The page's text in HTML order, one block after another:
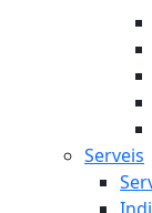
Serveis